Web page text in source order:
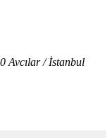
Avcılar / İstanbul